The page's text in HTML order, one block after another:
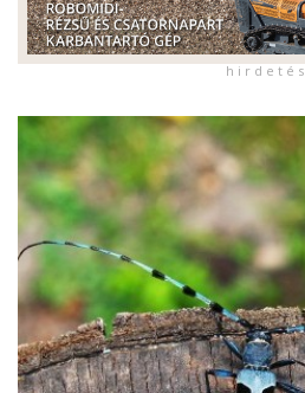
h i r d e t é s